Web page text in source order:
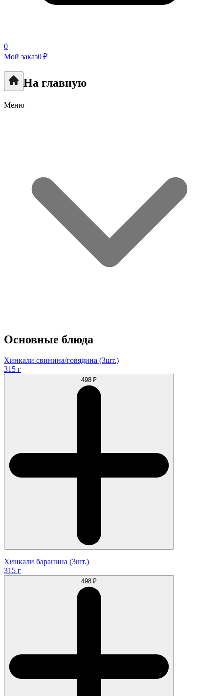
0
Мой заказ0 ₽
На главную
Меню
Основные блюда
Хинкали свинина/говядина (3шт.)
315 г
498 ₽
Хинкали баранина (3шт.)
315 г
498 ₽